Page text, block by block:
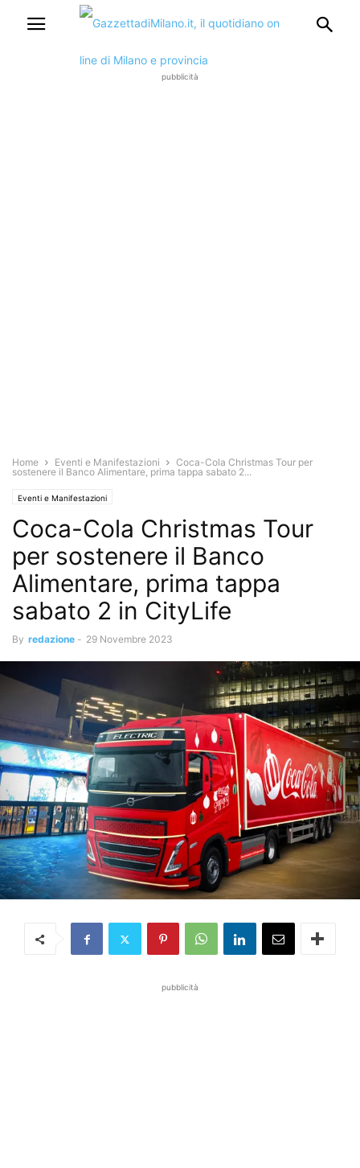
pubblicità
Home Eventi e Manifestazioni
Coca-Cola Christmas Tour per
sostenere il Banco Alimentare, prima tappa sabato 2...
Eventi e Manifestazioni
Coca-Cola Christmas Tour
per sostenere il Banco
Alimentare, prima tappa
sabato 2 in CityLife
By redazione - 29 Novembre 2023
pubblicità